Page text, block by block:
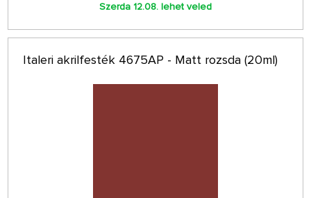
Szerda 12.08. lehet veled
Italeri akrilfesték 4675AP - Matt rozsda (20ml)